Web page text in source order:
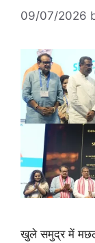
09/07/2026
खुले समुद्र में